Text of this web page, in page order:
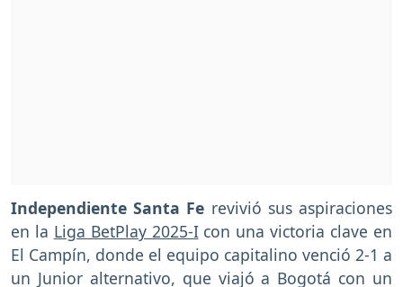
Independiente Santa Fe revivió sus aspiraciones
en la Liga BetPlay 2025-Icon una victoria clave en
El Campín, donde el equipo capitalino venció 2-1 a
un Junior alternativo, que viajó a Bogotá con un